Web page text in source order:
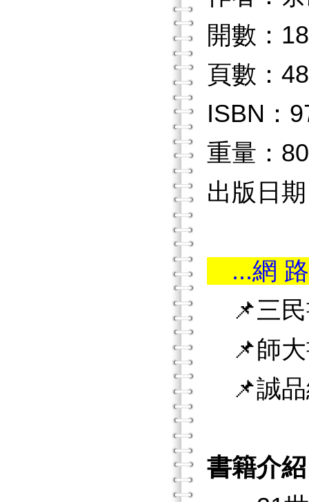
開數：18
頁數：
ISBN：
重量：
出版日
...網
📌三民
📌師大
📌誠品
書籍介紹